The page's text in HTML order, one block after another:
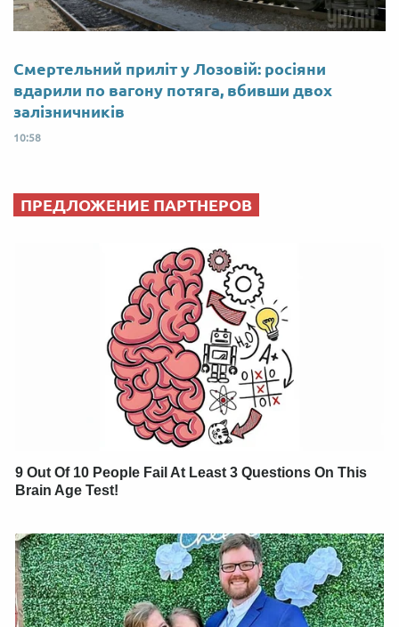
Смертельний приліт у Лозовій: росіяни
вдарили по вагону потяга, вбивши двох
залізничників
10:58
ПРЕДЛОЖЕНИЕ ПАРТНЕРОВ
9 Out Of 10 People Fail At Least 3 Questions On This
Brain Age Test!